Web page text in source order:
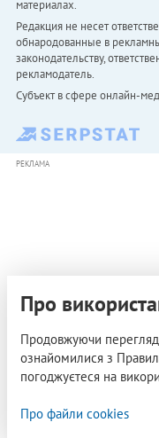
материалах.
Редакция не несет
обнародованные в
законодательству,
рекламодатель.
Субъект в сфере онлайн-
РЕКЛАМА
Про
Продовжуючи
ознайомилися з
погоджуєтеся на
Про файли cookies